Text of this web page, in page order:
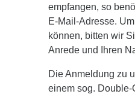
empfangen, so
E-Mail-Adresse.
können, bitten wir
Anrede und Ihren
Die Anmeldung zu
einem sog. Double-